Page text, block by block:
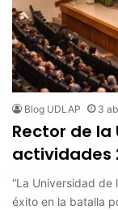
Blog UDLAP 3
Rector de la
actividades
“La Universidad
éxito en la batalla